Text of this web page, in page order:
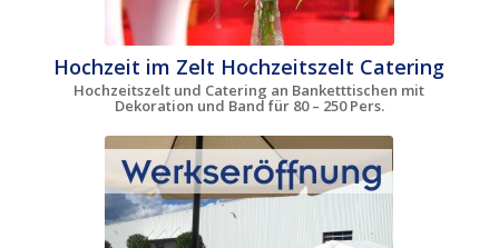
Hochzeit im Zelt Hochzeitszelt Catering
Hochzeitszelt und Catering an Banketttischen mit
Dekoration und Band für 80 – 250 Pers.